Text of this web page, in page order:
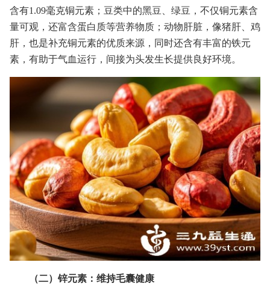
含有1.09毫克铜元素；豆类中的黑豆、绿豆，不仅铜元素含
量可观，还富含蛋白质等营养物质；动物肝脏，像猪肝、鸡
肝，也是补充铜元素的优质来源，同时还含有丰富的铁元
素，有助于气血运行，间接为头发生长提供良好环境。
（二）锌元素：维持毛囊健康